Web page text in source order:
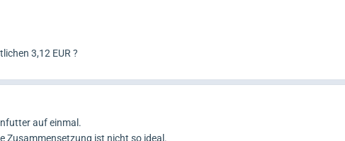
3,12 EUR ?
auf einmal.
Zusammensetzung ist nicht so ideal.